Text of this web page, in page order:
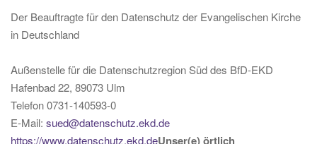
Der Beauftragte für den Datenschutz der Evangelischen Kirche
in Deutschland
Außenstelle für die Datenschutzregion Süd des BfD-EKD
Hafenbad 22, 89073 Ulm
Telefon 0731-140593-0
E-Mail: sued@datenschutz.ekd.de
https://www.datenschutz.ekd.deUnser(e) örtlich